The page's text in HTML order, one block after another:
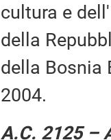
cultura e
della
della Bosnia
2004.
A.C. 2125 –